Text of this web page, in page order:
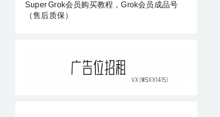
Super Grok会员购买教程，Grok会员成品号
（售后质保）